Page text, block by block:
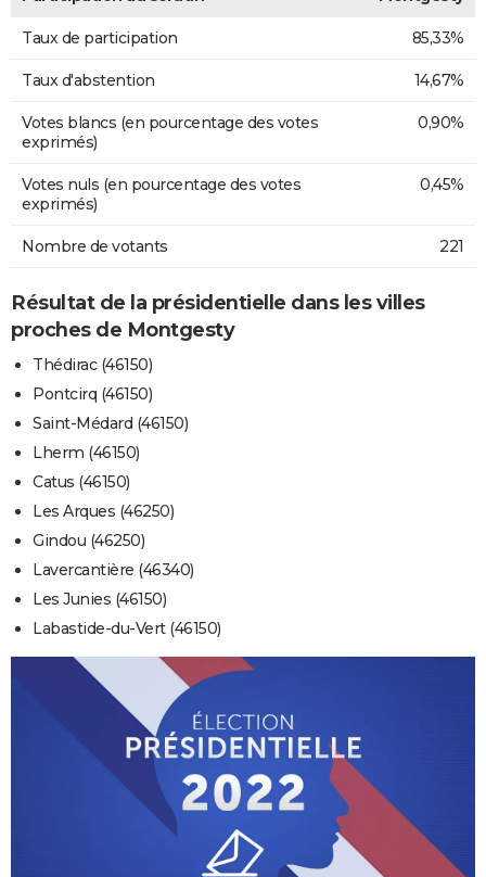
Taux de participation 85,33%
Taux d'abstention 14,67%
Votes blancs (en pourcentage des votes
exprimés)
0,90%
Votes nuls (en pourcentage des votes
exprimés)
0,45%
Nombre de votants 221
Résultat de la présidentielle dans les villes
proches de Montgesty
Thédirac (46150)
Pontcirq (46150)
Saint-Médard (46150)
Lherm (46150)
Catus (46150)
Les Arques (46250)
Gindou (46250)
Lavercantière (46340)
Les Junies (46150)
Labastide-du-Vert (46150)